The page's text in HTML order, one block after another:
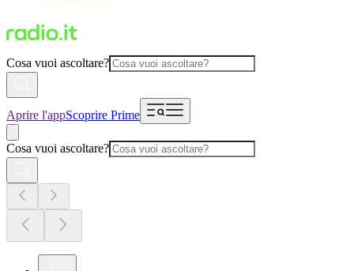
Cosa vuoi ascoltare?
Aprire l'appScoprire Prime
Cosa vuoi ascoltare?